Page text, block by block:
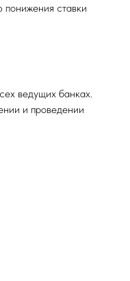
понижения ставки
ведущих банках.
и проведении